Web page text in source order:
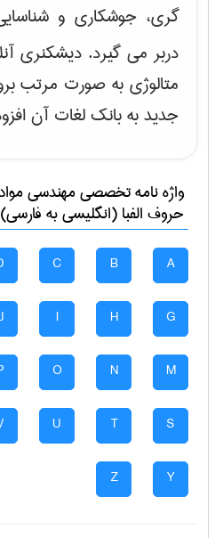
گری، جوشکاری و
دربر می گیرد. دیشکنری
متالوژی به صورت مرتب
جدید به بانک لغات آن
واژه نامه تخصصیمهندسی
حروف الفبا (انگلیسی به فارسی)
A
B
C
G
H
I
M
N
O
S
T
U
Y
Z